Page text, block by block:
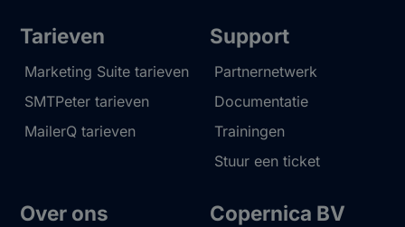
Tarieven
Marketing Suite tarieven
SMTPeter tarieven
MailerQ tarieven
Support
Partnernetwerk
Documentatie
Trainingen
Stuur een ticket
Over ons Copernica BV